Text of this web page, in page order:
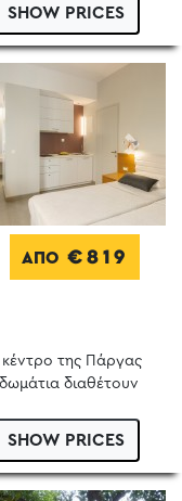
SHOW PRICES
Next
ΑΠΟ€819
κέντρο της Πάργας
διαθέτουν
SHOW PRICES